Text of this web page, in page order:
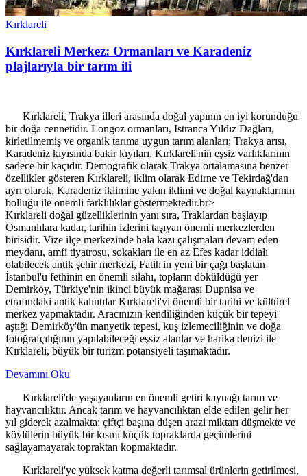
Kırklareli
Kırklareli Merkez: Ormanları ve Karadeniz
plajlarıyla bir tarım ili
Kırklareli, Trakya illeri arasında doğal yapının en iyi korunduğu
bir doğa cennetidir. Longoz ormanları, Istranca Yıldız Dağları,
kirletilmemiş ve organik tarıma uygun tarım alanları; Trakya arısı,
Karadeniz kıyısında bakir kıyıları, Kırklareli'nin eşsiz varlıklarının
sadece bir kaçıdır. Demografik olarak Trakya ortalamasına benzer
özellikler gösteren Kırklareli, iklim olarak Edirne ve Tekirdağ'dan
ayrı olarak, Karadeniz iklimine yakın iklimi ve doğal kaynaklarının
bolluğu ile önemli farklılıklar göstermektedir.br>
Kırklareli doğal güzelliklerinin yanı sıra, Traklardan başlayıp
Osmanlılara kadar, tarihin izlerini taşıyan önemli merkezlerden
birisidir. Vize ilçe merkezinde hala kazı çalışmaları devam eden
meydanı, amfi tiyatrosu, sokakları ile en az Efes kadar iddialı
olabilecek antik şehir merkezi, Fatih'in yeni bir çağı başlatan
İstanbul'u fethinin en önemli silahı, topların döküldüğü yer
Demirköy, Türkiye'nin ikinci büyük mağarası Dupnisa ve
etrafındaki antik kalıntılar Kırklareli'yi önemli bir tarihi ve kültürel
merkez yapmaktadır. Aracınızın kendiliğinden küçük bir tepeyi
aştığı Demirköy'ün manyetik tepesi, kuş izlemeciliğinin ve doğa
fotoğrafçılığının yapılabileceği eşsiz alanlar ve harika denizi ile
Kırklareli, büyük bir turizm potansiyeli taşımaktadır.
Devamını Oku
Kırklareli'de yaşayanların en önemli getiri kaynağı tarım ve
hayvancılıktır. Ancak tarım ve hayvancılıktan elde edilen gelir her
yıl giderek azalmakta; çiftçi başına düşen arazi miktarı düşmekte ve
köylülerin büyük bir kısmı küçük topraklarda geçimlerini
sağlayamayarak topraktan kopmaktadır.
Kırklareli'ye yüksek katma değerli tarımsal ürünlerin getirilmesi,